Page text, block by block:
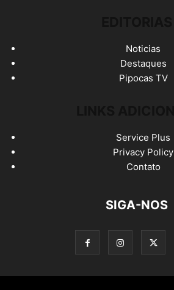
Noticias
Destaques
Pipocas TV
Service Plus
Privacy Policy
Contato
SIGA-NOS